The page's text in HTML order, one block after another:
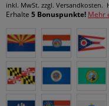
inkl. MwSt. zzgl. Versandkosten.
Erhalte 5 Bonuspunkte! Mehr